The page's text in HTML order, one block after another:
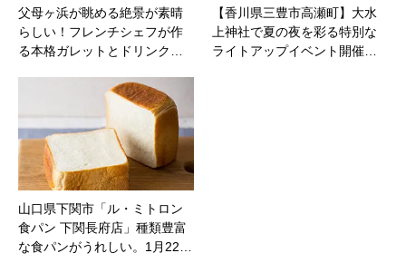
父母ヶ浜が眺める絶景が素晴
らしい！フレンチシェフが作
る本格ガレットとドリンク…
【香川県三豊市高瀬町】大水
上神社で夏の夜を彩る特別な
ライトアップイベント開催…
山口県下関市「ル・ミトロン
食パン 下関長府店」種類豊富
な食パンがうれしい。1月22…